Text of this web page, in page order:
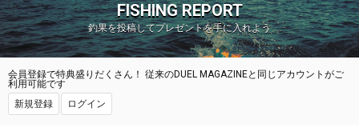
FISHING REPORT
釣果を投稿してプレゼントを手に入れよう
会員登録で特典盛りだくさん！ 従来のDUEL MAGAZINEと同じアカウントがご
利用可能です
新規登録
ログイン